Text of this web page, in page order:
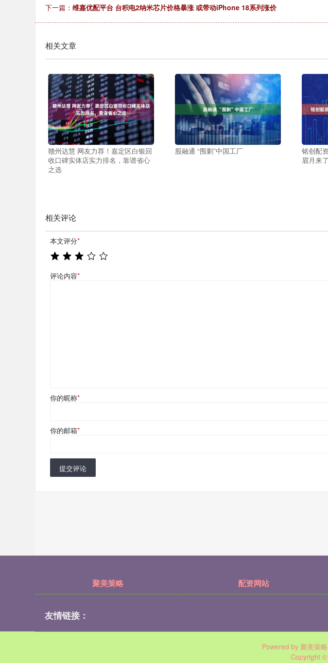
下一篇： 维嘉优配平台 台积电2纳米芯片价格暴涨 或带动iPhone 18系列涨价
相关文章
赣州达慧 网友力荐！嘉定区白银回
收口碑实体店实力排名，靠谱省心
之选
股融通 “围剿”中国工厂
铭创配
眉月来了
相关评论
本文评分*
评论内容*
你的昵称*
你的邮箱*
提交评论
聚美策略 配资网站
友情链接：
Powered by 聚美策略
Copyright ©